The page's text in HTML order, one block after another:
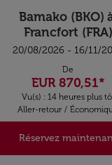
Bamako (BKO)
Francfort (FRA)
20/08/2026 - 16/11/
De
EUR 870,51*
Vu(s) : 14 heures plus
Aller-retour /
Réservez